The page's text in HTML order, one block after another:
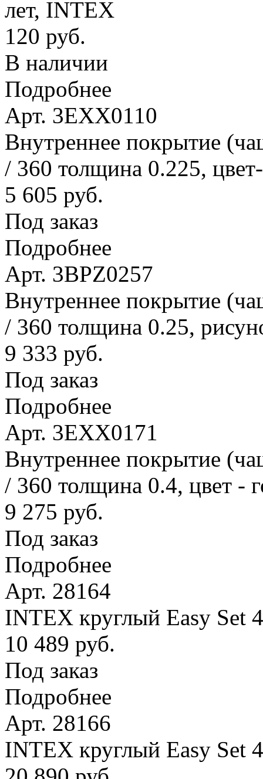
лет, INTEX
120 руб.
В наличии
Подробнее
Арт. 3EXX0110
Внутреннее покрытие
/ 360 толщина 0.225,
5 605 руб.
Под заказ
Подробнее
Арт. 3BPZ0257
Внутреннее покрытие
/ 360 толщина 0.25,
9 333 руб.
Под заказ
Подробнее
Арт. 3EXX0171
Внутреннее покрытие
/ 360 толщина 0.4, цвет -
9 275 руб.
Под заказ
Подробнее
Арт. 28164
INTEX круглый Easy Set
10 489 руб.
Под заказ
Подробнее
Арт. 28166
INTEX круглый Easy Set